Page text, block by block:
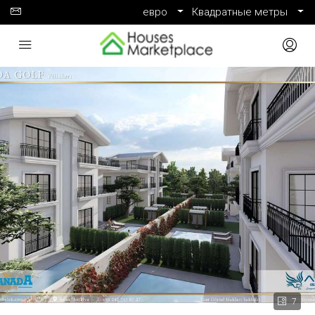
евро Квадратные метры
7